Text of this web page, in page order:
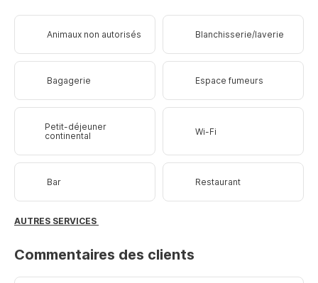
Animaux non autorisés Blanchisserie/laverie
Bagagerie Espace fumeurs
Petit-déjeuner
continental
Wi-Fi
Bar Restaurant
AUTRES SERVICES
Commentaires des clients